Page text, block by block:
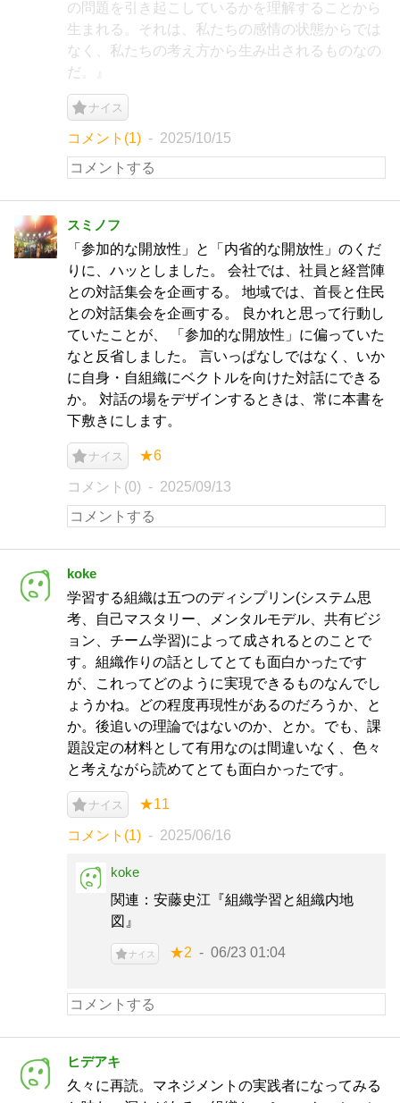
の問題を引き起こしているかを理解することから
生まれる。それは、私たちの感情の状態からでは
なく、私たちの考え方から生み出されるものなの
だ。』
ナイス
コメント(1) 2025/10/15
スミノフ
「参加的な開放性」と「内省的な開放性」のくだ
りに、ハッとしました。 会社では、社員と経営陣
との対話集会を企画する。 地域では、首長と住民
との対話集会を企画する。 良かれと思って行動し
ていたことが、 「参加的な開放性」に偏っていた
なと反省しました。 言いっぱなしではなく、いか
に自身・自組織にベクトルを向けた対話にできる
か。 対話の場をデザインするときは、常に本書を
下敷きにします。
ナイス ★6
コメント(0) 2025/09/13
koke
学習する組織は五つのディシプリン(システム思
考、自己マスタリー、メンタルモデル、共有ビジ
ョン、チーム学習)によって成されるとのことで
す。組織作りの話としてとても面白かったです
が、これってどのように実現できるものなんでし
ょうかね。どの程度再現性があるのだろうか、と
か。後追いの理論ではないのか、とか。でも、課
題設定の材料として有用なのは間違いなく、色々
と考えながら読めてとても面白かったです。
ナイス ★11
コメント(1) 2025/06/16
koke
関連：安藤史江『組織学習と組織内地
図』
ナイス ★2 06/23 01:04
ヒデアキ
久々に再読。マネジメントの実践者になってみる